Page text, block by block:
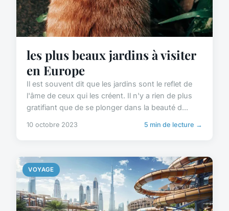
les plus beaux jardins à visiter
en Europe
Il est souvent dit que les jardins sont le reflet de
l'âme de ceux qui les créent. Il n'y a rien de plus
gratifiant que de se plonger dans la beauté d...
10 octobre 2023 5 min de lecture →
VOYAGE